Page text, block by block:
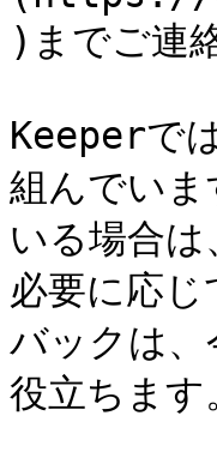
)までご連
Keeperで
組んでい
いる場合
必要に応
バックは
役立ちます